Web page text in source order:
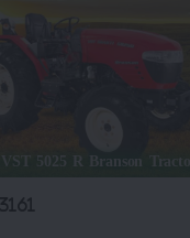
VST 5025 R Branson Tractor
3161